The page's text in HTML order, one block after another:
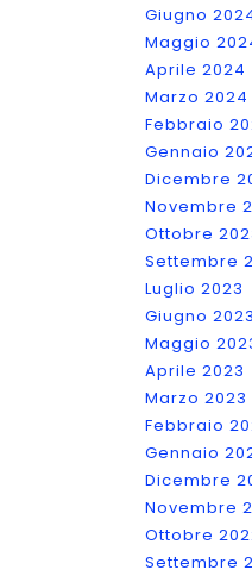
Giugno
Maggio
Aprile 2024
Marzo 2024
Febbraio
Gennaio
Dicembre
Novembre
Ottobre
Settembre
Luglio 2023
Giugno 2023
Maggio
Aprile 2023
Marzo 2023
Febbraio
Gennaio
Dicembre
Novembre
Ottobre
Settembre